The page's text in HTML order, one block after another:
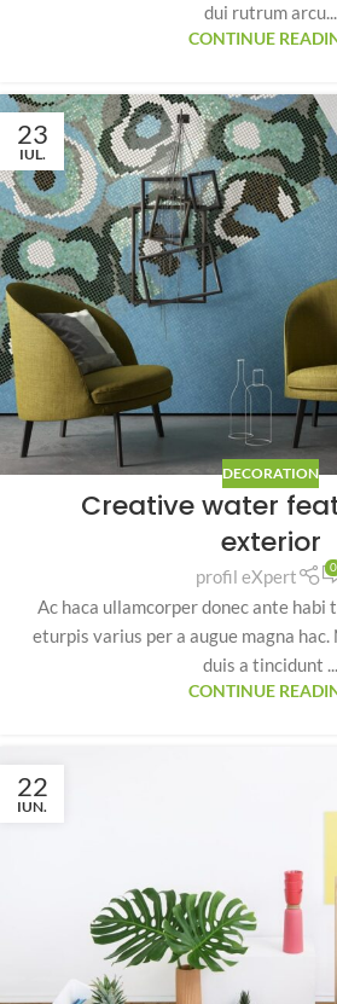
dui rutrum arcu...
CONTINUE
23
IUL.
DECORATION
Creative water
exterior
profil eXpert 0
Ac haca ullamcorper donec ante habi
eturpis varius per a augue magna
duis a tincidunt ...
CONTINUE
22
IUN.